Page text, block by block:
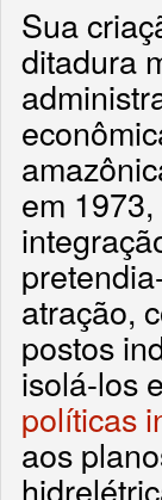
Sua
ditadura
em
atração,
postos
isolá-los
políticas
aos